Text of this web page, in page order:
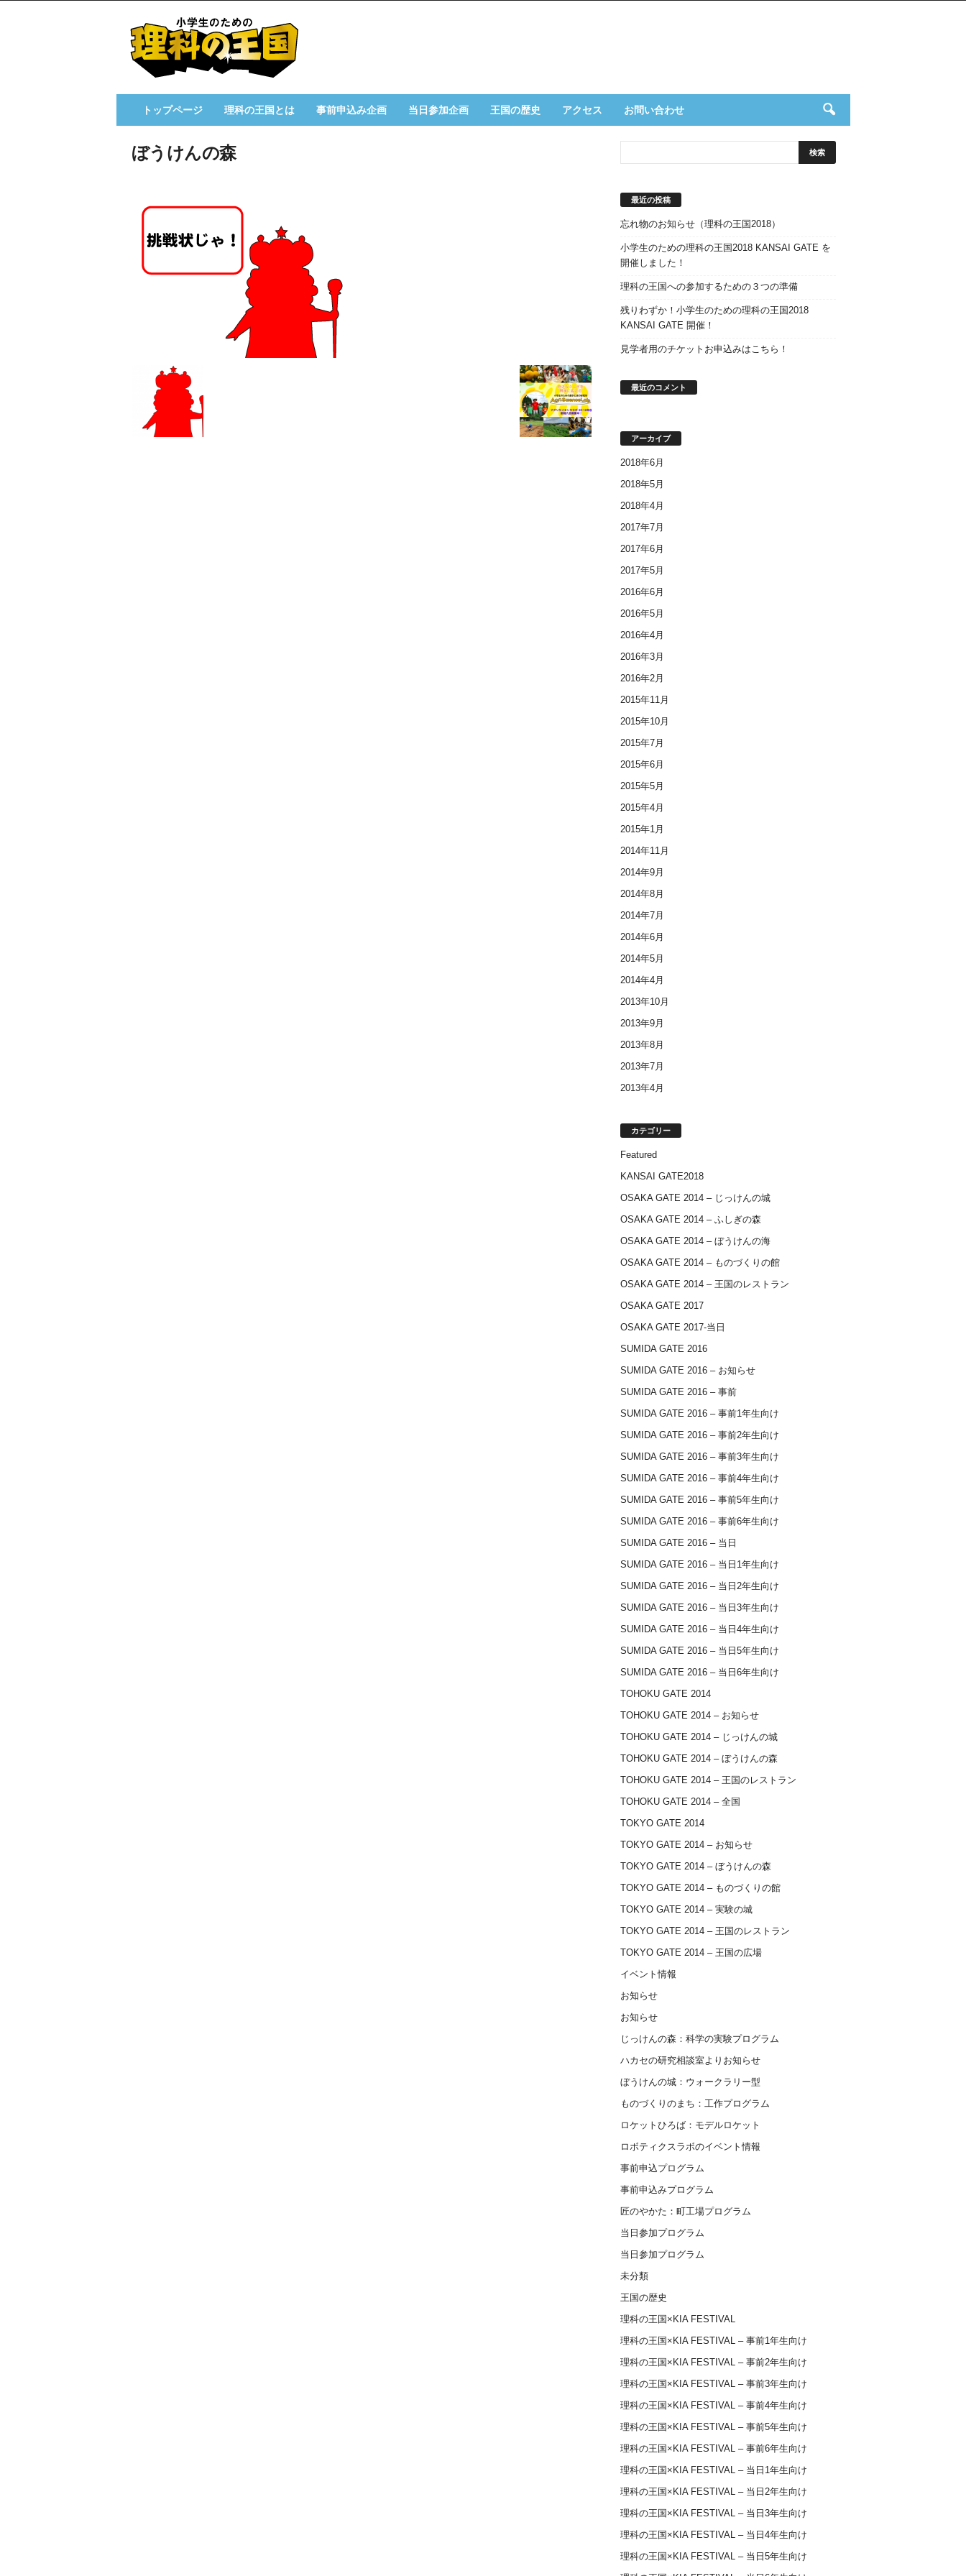
トップページ 理科の王国とは 事前申込み企画 当日参加企画 王国の歴史 アクセス お問い合わせ
ぼうけんの森
最近の投稿
忘れ物のお知らせ（理科の王国2018）
小学生のための理科の王国2018 KANSAI GATE を
開催しました！
理科の王国への参加するための３つの準備
残りわずか！小学生のための理科の王国2018
KANSAI GATE 開催！
見学者用のチケットお申込みはこちら！
最近のコメント
アーカイブ
2018年6月
2018年5月
2018年4月
2017年7月
2017年6月
2017年5月
2016年6月
2016年5月
2016年4月
2016年3月
2016年2月
2015年11月
2015年10月
2015年7月
2015年6月
2015年5月
2015年4月
2015年1月
2014年11月
2014年9月
2014年8月
2014年7月
2014年6月
2014年5月
2014年4月
2013年10月
2013年9月
2013年8月
2013年7月
2013年4月
カテゴリー
Featured
KANSAI GATE2018
OSAKA GATE 2014 – じっけんの城
OSAKA GATE 2014 – ふしぎの森
OSAKA GATE 2014 – ぼうけんの海
OSAKA GATE 2014 – ものづくりの館
OSAKA GATE 2014 – 王国のレストラン
OSAKA GATE 2017
OSAKA GATE 2017-当日
SUMIDA GATE 2016
SUMIDA GATE 2016 – お知らせ
SUMIDA GATE 2016 – 事前
SUMIDA GATE 2016 – 事前1年生向け
SUMIDA GATE 2016 – 事前2年生向け
SUMIDA GATE 2016 – 事前3年生向け
SUMIDA GATE 2016 – 事前4年生向け
SUMIDA GATE 2016 – 事前5年生向け
SUMIDA GATE 2016 – 事前6年生向け
SUMIDA GATE 2016 – 当日
SUMIDA GATE 2016 – 当日1年生向け
SUMIDA GATE 2016 – 当日2年生向け
SUMIDA GATE 2016 – 当日3年生向け
SUMIDA GATE 2016 – 当日4年生向け
SUMIDA GATE 2016 – 当日5年生向け
SUMIDA GATE 2016 – 当日6年生向け
TOHOKU GATE 2014
TOHOKU GATE 2014 – お知らせ
TOHOKU GATE 2014 – じっけんの城
TOHOKU GATE 2014 – ぼうけんの森
TOHOKU GATE 2014 – 王国のレストラン
TOHOKU GATE 2014 – 全国
TOKYO GATE 2014
TOKYO GATE 2014 – お知らせ
TOKYO GATE 2014 – ぼうけんの森
TOKYO GATE 2014 – ものづくりの館
TOKYO GATE 2014 – 実験の城
TOKYO GATE 2014 – 王国のレストラン
TOKYO GATE 2014 – 王国の広場
イベント情報
お知らせ
お知らせ
じっけんの森：科学の実験プログラム
ハカセの研究相談室よりお知らせ
ぼうけんの城：ウォークラリー型
ものづくりのまち：工作プログラム
ロケットひろば：モデルロケット
ロボティクスラボのイベント情報
事前申込プログラム
事前申込みプログラム
匠のやかた：町工場プログラム
当日参加プログラム
当日参加プログラム
未分類
王国の歴史
理科の王国×KIA FESTIVAL
理科の王国×KIA FESTIVAL – 事前1年生向け
理科の王国×KIA FESTIVAL – 事前2年生向け
理科の王国×KIA FESTIVAL – 事前3年生向け
理科の王国×KIA FESTIVAL – 事前4年生向け
理科の王国×KIA FESTIVAL – 事前5年生向け
理科の王国×KIA FESTIVAL – 事前6年生向け
理科の王国×KIA FESTIVAL – 当日1年生向け
理科の王国×KIA FESTIVAL – 当日2年生向け
理科の王国×KIA FESTIVAL – 当日3年生向け
理科の王国×KIA FESTIVAL – 当日4年生向け
理科の王国×KIA FESTIVAL – 当日5年生向け